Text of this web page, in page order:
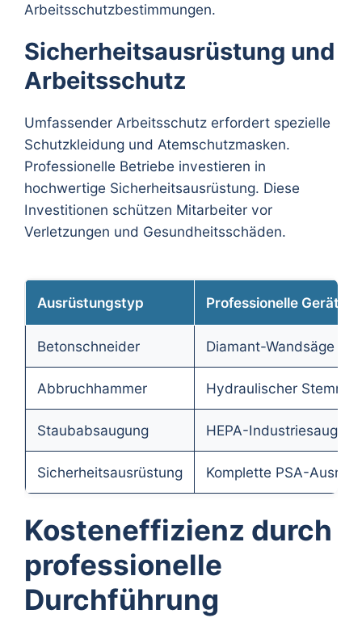
Arbeitsschutzbestimmungen.
Sicherheitsausrüstung und
Arbeitsschutz
Umfassender Arbeitsschutz erfordert spezielle
Schutzkleidung und Atemschutzmasken.
Professionelle Betriebe investieren in
hochwertige Sicherheitsausrüstung. Diese
Investitionen schützen Mitarbeiter vor
Verletzungen und Gesundheitsschäden.
Ausrüstungstyp Professionelle Geräte
Betonschneider Diamant-Wandsäge
Abbruchhammer Hydraulischer Stemmer
Staubabsaugung HEPA-Industriesauger
Sicherheitsausrüstung Komplette PSA-
Kosteneffizienz durch
professionelle
Durchführung